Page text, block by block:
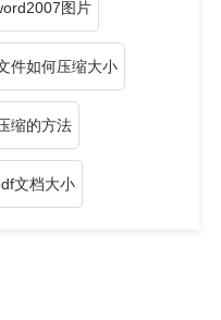
图片
件如何压缩大小
缩的方法
文档大小